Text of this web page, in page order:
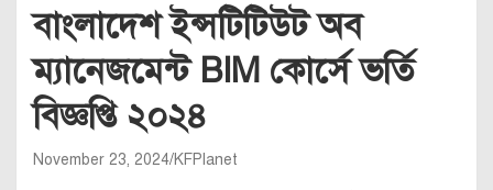
বাংলাদেশ ইন্সটিটিউট অব
ম্যানেজমেন্ট BIM কোর্সে ভর্তি
বিজ্ঞপ্তি ২০২৪
November 23, 2024 KFPlanet